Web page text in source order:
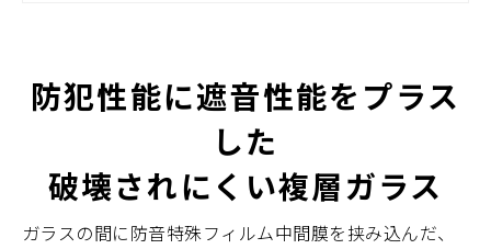
防犯性能に遮音性能をプラス
した
破壊されにくい複層ガラス
ガラスの間に防音特殊フィルム中間膜を挟み込んだ、